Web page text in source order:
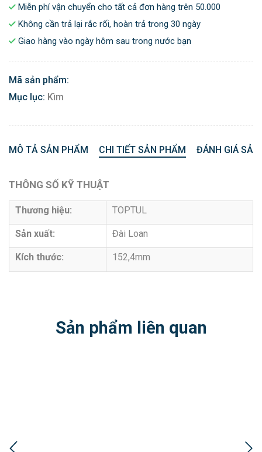
Miễn phí vận chuyển cho tất cả đơn hàng trên 50.000
Không cần trả lại rắc rối, hoàn trả trong 30 ngày
Giao hàng vào ngày hôm sau trong nước bạn
Mã sản phẩm:
Mục lục: Kìm
MÔ TẢ SẢN PHẨM CHI TIẾT SẢN PHẨM ĐÁNH GIÁ
THÔNG SỐ KỸ THUẬT
Thương hiệu: TOPTUL
Sản xuất: Đài Loan
Kích thước: 152,4mm
Sản phẩm liên quan